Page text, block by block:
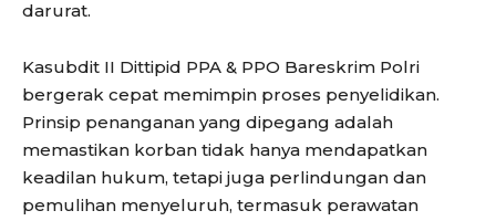
darurat.
Kasubdit II Dittipid PPA & PPO Bareskrim Polri
bergerak cepat memimpin proses penyelidikan.
Prinsip penanganan yang dipegang adalah
memastikan korban tidak hanya mendapatkan
keadilan hukum, tetapi juga perlindungan dan
pemulihan menyeluruh, termasuk perawatan